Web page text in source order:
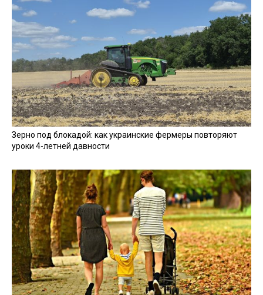
Зерно под блокадой: как украинские фермеры повторяют
уроки 4-летней давности